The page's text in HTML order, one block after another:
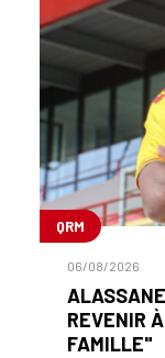
QRM
06/08/2026
REVENIR
FAMILLE"